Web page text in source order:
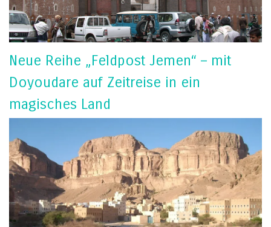
Neue Reihe „Feldpost Jemen“ – mit
Doyoudare auf Zeitreise in ein
magisches Land